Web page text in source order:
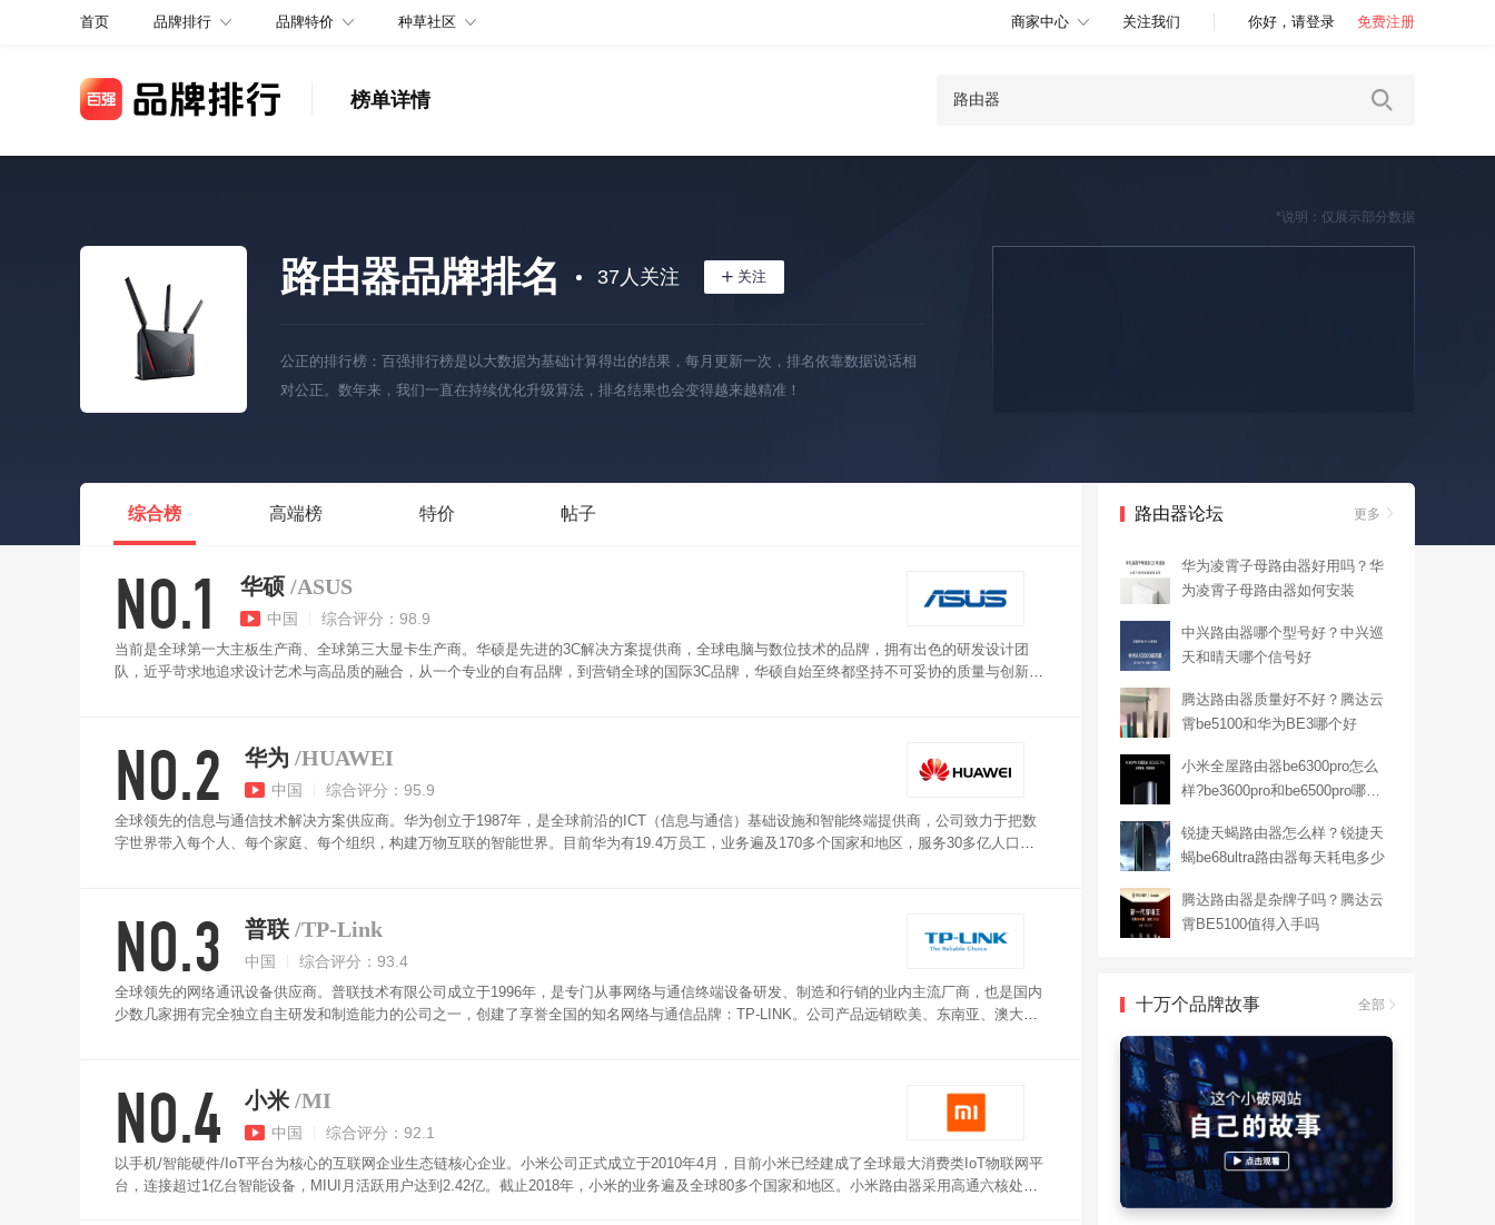
首页 品牌排行 品牌特价 种草社区 商家中心 关注我们 你好，请登录 免费注册
榜单详情
路由器品牌排名 37人关注
公正的排行榜：百强排行榜是以大数据为基础计算得出的结果，每月更新一次，排名依靠数据说话相
对公正。数年来，我们一直在持续优化升级算法，排名结果也会变得越来越精准！
*说明：仅展示部分数据
综合榜 高端榜 特价 帖子
NO.1 华硕 /ASUS
中国 综合评分：98.9
当前是全球第一大主板生产商、全球第三大显卡生产商。华硕是先进的3C解决方案提供商，全球电脑与数位技术的品牌，拥有出色的研发设计团
队，近乎苛求地追求设计艺术与高品质的融合，从一个专业的自有品牌，到营销全球的国际3C品牌，华硕自始至终都坚持不可妥协的质量与创新。
ASUSWRT用户界面兼顾了功能性和易用性。
NO.2 华为 /HUAWEI
中国 综合评分：95.9
全球领先的信息与通信技术解决方案供应商。华为创立于1987年，是全球前沿的ICT（信息与通信）基础设施和智能终端提供商，公司致力于把数
字世界带入每个人、每个家庭、每个组织，构建万物互联的智能世界。目前华为有19.4万员工，业务遍及170多个国家和地区，服务30多亿人口。
NO.3 普联 /TP-Link
中国 综合评分：93.4
全球领先的网络通讯设备供应商。普联技术有限公司成立于1996年，是专门从事网络与通信终端设备研发、制造和行销的业内主流厂商，也是国内
少数几家拥有完全独立自主研发和制造能力的公司之一，创建了享誉全国的知名网络与通信品牌：TP-LINK。公司产品远销欧美、东南亚、澳大利
NO.4 小米 /MI
中国 综合评分：92.1
以手机/智能硬件/IoT平台为核心的互联网企业生态链核心企业。小米公司正式成立于2010年4月，目前小米已经建成了全球最大消费类IoT物联网平
台，连接超过1亿台智能设备，MIUI月活跃用户达到2.42亿。截止2018年，小米的业务遍及全球80多个国家和地区。小米路由器采用高通六核处理
路由器论坛 更多
华为凌霄子母路由器好用吗？华
为凌霄子母路由器如何安装
中兴路由器哪个型号好？中兴巡
天和晴天哪个信号好
腾达路由器质量好不好？腾达云
霄be5100和华为BE3哪个好
小米全屋路由器be6300pro怎么
样?be3600pro和be6500pro哪个
锐捷天蝎路由器怎么样？锐捷天
蝎be68ultra路由器每天耗电多少
腾达路由器是杂牌子吗？腾达云
霄BE5100值得入手吗
十万个品牌故事 全部